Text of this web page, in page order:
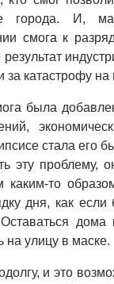
города. И,
смога к
за катастрофу на
была
стала его
эту проблему,
то
дня, как если
на улицу в маске.
и это